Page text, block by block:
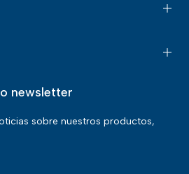
newsletter
sobre nuestros productos,